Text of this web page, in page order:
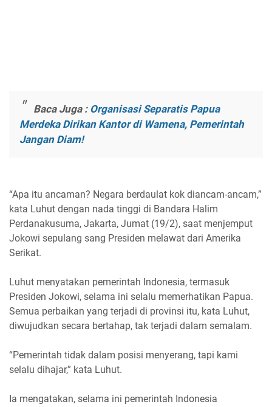
Baca Juga :Organisasi Separatis Papua
Merdeka Dirikan Kantor di Wamena, Pemerintah
Jangan Diam!
“Apa itu ancaman? Negara berdaulat kok diancam-ancam,”
kata Luhut dengan nada tinggi di Bandara Halim
Perdanakusuma, Jakarta, Jumat (19/2), saat menjemput
Jokowi sepulang sang Presiden melawat dari Amerika
Serikat.
Luhut menyatakan pemerintah Indonesia, termasuk
Presiden Jokowi, selama ini selalu memerhatikan Papua.
Semua perbaikan yang terjadi di provinsi itu, kata Luhut,
diwujudkan secara bertahap, tak terjadi dalam semalam.
“Pemerintah tidak dalam posisi menyerang, tapi kami
selalu dihajar,” kata Luhut.
Ia mengatakan, selama ini pemerintah Indonesia